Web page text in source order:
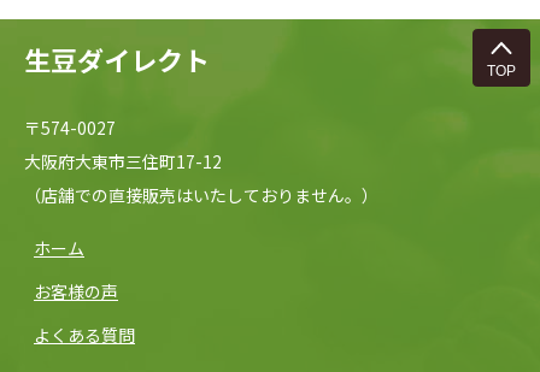
生豆ダイレクト
〒574-0027
大阪府大東市三住町17-12
（店舗での直接販売はいたしておりません。）
ホーム
お客様の声
よくある質問